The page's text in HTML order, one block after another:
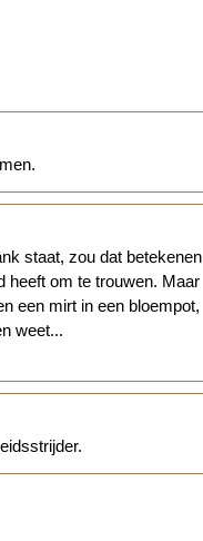
staat, zou dat betekenen
heeft om te trouwen. Maar
een mirt in een bloempot,
weet...